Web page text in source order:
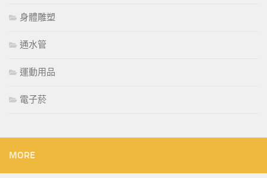
身體雕塑
通水管
運動用品
電子菸
MORE